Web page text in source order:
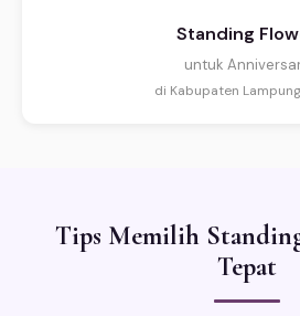
Standing
untuk
di Kabupaten
Tips Memilih
Tepat